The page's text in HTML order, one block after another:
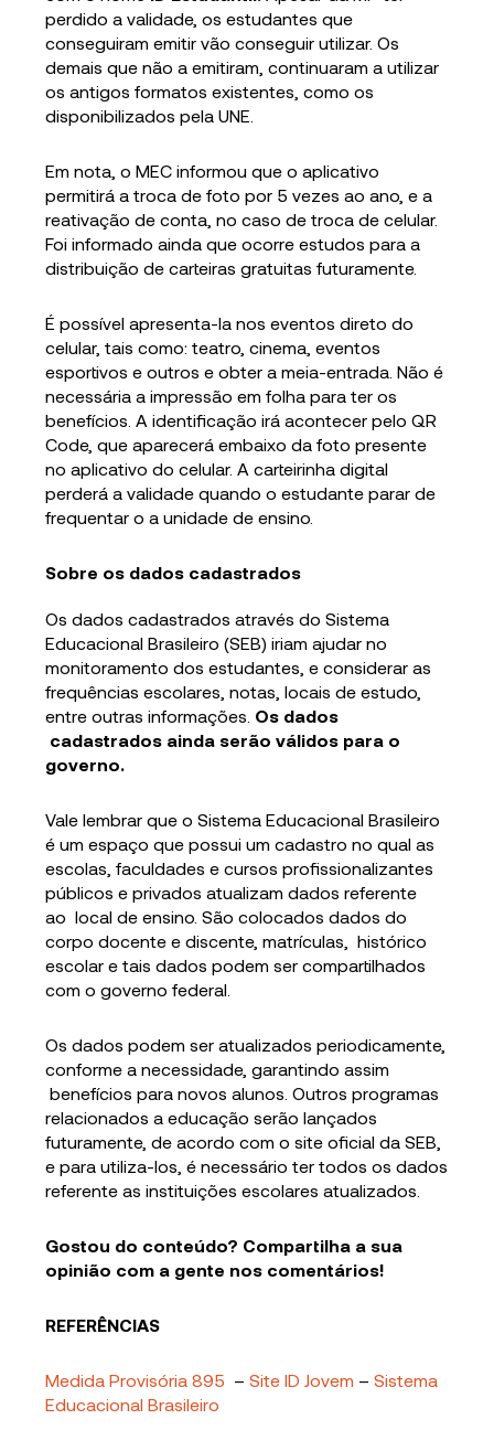
perdido a validade, os estudantes que
conseguiram emitir vão conseguir utilizar. Os
demais que não a emitiram, continuaram a utilizar
os antigos formatos existentes, como os
disponibilizados pela UNE.
Em nota, o MEC informou que o aplicativo
permitirá a troca de foto por 5 vezes ao ano, e a
reativação de conta, no caso de troca de celular.
Foi informado ainda que ocorre estudos para a
distribuição de carteiras gratuitas futuramente.
É possível apresenta-la nos eventos direto do
celular, tais como: teatro, cinema, eventos
esportivos e outros e obter a meia-entrada. Não é
necessária a impressão em folha para ter os
benefícios. A identificação irá acontecer pelo QR
Code, que aparecerá embaixo da foto presente
no aplicativo do celular. A carteirinha digital
perderá a validade quando o estudante parar de
frequentar o a unidade de ensino.
Sobre os dados cadastrados
Os dados cadastrados através do Sistema
Educacional Brasileiro (SEB) iriam ajudar no
monitoramento dos estudantes, e considerar as
frequências escolares, notas, locais de estudo,
entre outras informações. Os dados
cadastrados ainda serão válidos para o
governo.
Vale lembrar que o Sistema Educacional Brasileiro
é um espaço que possui um cadastro no qual as
escolas, faculdades e cursos profissionalizantes
públicos e privados atualizam dados referente
ao local de ensino. São colocados dados do
corpo docente e discente, matrículas, histórico
escolar e tais dados podem ser compartilhados
com o governo federal.
Os dados podem ser atualizados periodicamente,
conforme a necessidade, garantindo assim
benefícios para novos alunos. Outros programas
relacionados a educação serão lançados
futuramente, de acordo com o site oficial da SEB,
e para utiliza-los, é necessário ter todos os dados
referente as instituições escolares atualizados.
Gostou do conteúdo? Compartilha a sua
opinião com a gente nos comentários!
REFERÊNCIAS
Medida Provisória 895 –Site ID Jovem –Sistema
Educacional Brasileiro